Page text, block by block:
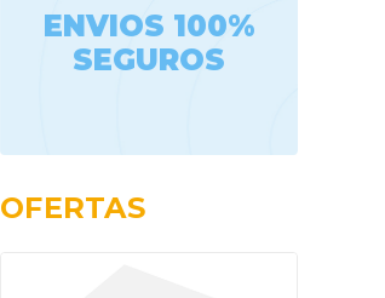
ENVIOS 100%
SEGUROS
OFERTAS